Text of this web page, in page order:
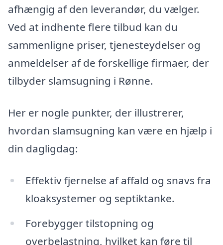
afhængig af den leverandør, du vælger.
Ved at indhente flere tilbud kan du
sammenligne priser, tjenesteydelser og
anmeldelser af de forskellige firmaer, der
tilbyder slamsugning i Rønne.
Her er nogle punkter, der illustrerer,
hvordan slamsugning kan være en hjælp i
din dagligdag:
Effektiv fjernelse af affald og snavs fra
kloaksystemer og septiktanke.
Forebygger tilstopning og
overbelastning, hvilket kan føre til